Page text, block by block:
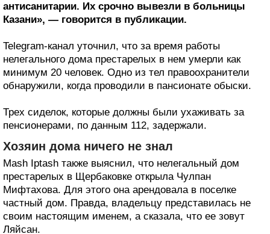
антисанитарии. Их срочно вывезли в больницы
Казани», — говорится в публикации.
Telegram-канал уточнил, что за время работы
нелегального дома престарелых в нем умерли как
минимум 20 человек. Одно из тел правоохранители
обнаружили, когда проводили в пансионате обыски.
Трех сиделок, которые должны были ухаживать за
пенсионерами, по данным 112, задержали.
Хозяин дома ничего не знал
Mash Iptash также выяснил, что нелегальный дом
престарелых в Щербаковке открыла Чулпан
Мифтахова. Для этого она арендовала в поселке
частный дом. Правда, владельцу представилась не
своим настоящим именем, а сказала, что ее зовут
Ляйсан.